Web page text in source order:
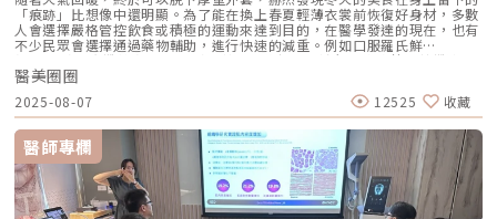
提亮膚色；脈衝光則以多波長光能溫和作用於表皮與真皮，改善泛紅、膚色
不均等問題。兩者恢復期短、副作用低，適合追求膚色均勻與自然提亮的
人。通常建議每3～4週治療一次，約3～5次可見明顯變化。 得美微針筆：
新型微創療法淡化凹疤透過高速垂直微針刺激皮膚，得美微針筆
（Dermapen 4）能在不傷表皮的前提下，促進膠原蛋白生成，改善凹陷痘
疤與毛孔粗大問題。療程溫和、恢復期短，適合想淡化凹疤又不想承受飛梭
雷射刺激感的人。建議每4～6週治療一次，效果循序漸進。目前台灣多家皮
膚科與醫美診所也引進 Dermapen 4，作為淡疤的新選擇，深受敏感肌與首
次淡疤患者青睞。 真皮填補：玻尿酸、脂肪移植針對凹陷明顯的痘疤，可
透過注射玻尿酸或自體脂肪填補，讓凹洞表面快速平整。效果立即可見，適
合希望短期改善外觀者。玻尿酸維持約半年至一年，自體脂肪則視個人體質
而異。此類療程多搭配雷射或微針，作為結構重建的輔助選擇。居家淡疤
VS 醫美淡疤，該怎麼選？面對痘疤，有些人傾向先從保養品入手，有些人
則希望透過醫療能快速改善。那麼該如何抉擇呢？居家淡疤優勢 成本較
「痕跡」比想像中還明顯。為了能在換上春夏輕薄衣裳前恢復好身材，多數
人會選擇嚴格管控飲食或積極的運動來達到目的，在醫學發達的現在，也有
不少民眾會選擇通過藥物輔助，進行快速的減重。例如口服羅氏鮮
(Orlistat)、康纖芙 (Contrave)，甚至是施打近年流行的瘦瘦筆如善纖達
(Saxenda）、猛健樂(Mounjaro）。這些衛福部核准的藥物確實能夠有效
控制食慾，在短時間內達到明顯的成效，但也有不少成功減重者發現身形是
改變了，但臉也凹了、垂了，整體看起來蒼老了好幾歲。「你變瘦了！」但
真的變美了嗎？在身材管理上越L’EXCELLENCE醫療美學診所的黃幼鳴醫
師可說是專家，因為他不只是皮膚科專科醫師，也曾是健體比賽得獎者，對
於健身、飲食管理有深刻的理解。「青春期後，我們全身脂肪細胞的數量就
固定了，無論是減重還是減脂，實際上都是讓脂肪細胞縮小，無法選擇性地
減去肚子或大腿脂肪的數量。因此減重時，臉部脂肪也會縮小，當脂肪細胞
的體積縮小，無法有效支撐皮膚時，就會導致雙頰凹陷，甚至出現下垂等現
醫美圈圈
2025-08-07 12525 收藏
醫師專欄